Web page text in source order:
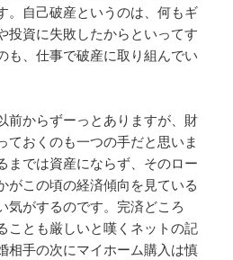
。自己破産というのは、何もギ
投資に失敗したからといってす
も、仕事で破産に取り組んでい
前からずーっとありますが、財
ておくのも一つの手だと思いま
までは資産にならず、そのロー
がこの頃の経済傾向を見ている
気がするのです。完済どころ
ことも厳しいと嘆くネットの記
相手の次にマイホーム購入は慎